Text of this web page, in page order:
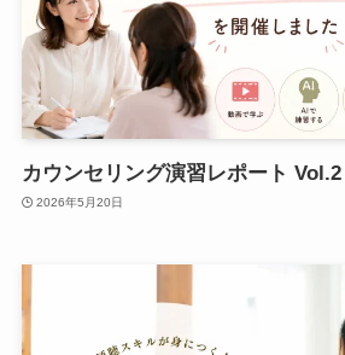
カウンセリング演習レポート Vol.2
2026年5月20日